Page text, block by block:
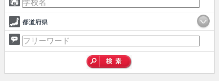
都道府県